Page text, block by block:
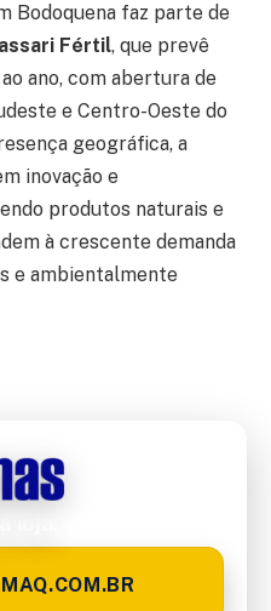
Bodoquena faz parte de
Fértil, que prevê
ano, com abertura de
e Centro-Oeste do
geográfica, a
inovação e
produtos naturais e
à crescente demanda
e ambientalmente